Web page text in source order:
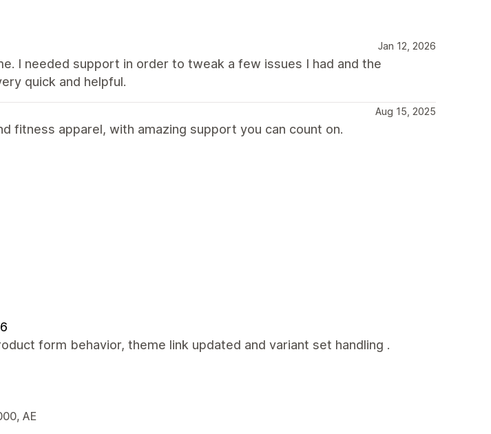
Jan 12, 2026
I needed support in order to tweak a few issues I had and the
quick and helpful.
Aug 15, 2025
fitness apparel, with amazing support you can count on.
form behavior, theme link updated and variant set handling .
AE